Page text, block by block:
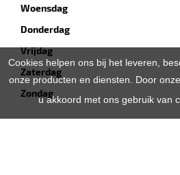
Woensdag
Donderdag
Vrijdag
Zaterdag
Zondag
Cookies helpen ons bij het leveren,
onze producten en diensten. Door
u akkoord met ons gebruik van